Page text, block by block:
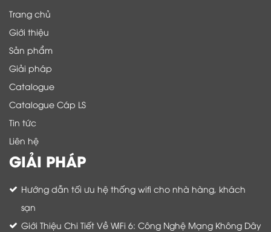
Trang chủ
Giới thiệu
Sản phẩm
Giải pháp
Catalogue
Catalogue Cáp LS
Tin tức
Liên hệ
GIẢI PHÁP
Hướng dẫn tối ưu hệ thống wifi cho nhà hàng, khách
sạn
Giới Thiệu Chi Tiết Về WiFi 6: Công Nghệ Mạng Không Dây